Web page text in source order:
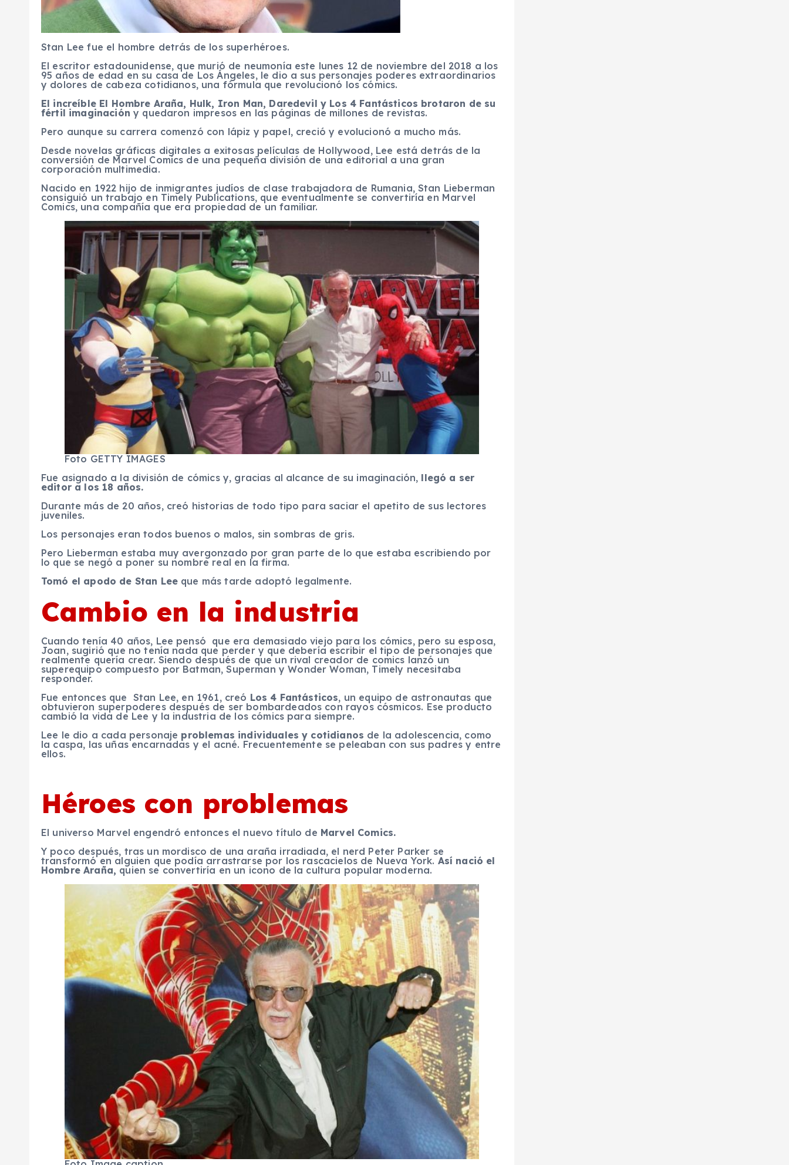
Stan Lee fue el hombre detrás de los superhéroes.
El escritor estadounidense, que murió de neumonía este lunes 12 de noviembre del 2018 a los
95 años de edad en su casa de Los Ángeles, le dio a sus personajes poderes extraordinarios
y dolores de cabeza cotidianos, una fórmula que revolucionó los cómics.
El increíble El Hombre Araña, Hulk, Iron Man, Daredevil y Los 4 Fantásticos brotaron de su
fértil imaginacióny quedaron impresos en las páginas de millones de revistas.
Pero aunque su carrera comenzó con lápiz y papel, creció y evolucionó a mucho más.
Desde novelas gráficas digitales a exitosas películas de Hollywood, Lee está detrás de la
conversión de Marvel Comics de una pequeña división de una editorial a una gran
corporación multimedia.
Nacido en 1922 hijo de inmigrantes judíos de clase trabajadora de Rumania, Stan Lieberman
consiguió un trabajo en Timely Publications, que eventualmente se convertiría en Marvel
Comics, una compañía que era propiedad de un familiar.
Foto GETTY IMAGES
Fue asignado a la división de cómics y, gracias al alcance de su imaginación, llegó a ser
editor a los 18 años.
Durante más de 20 años, creó historias de todo tipo para saciar el apetito de sus lectores
juveniles.
Los personajes eran todos buenos o malos, sin sombras de gris.
Pero Lieberman estaba muy avergonzado por gran parte de lo que estaba escribiendo por
lo que se negó a poner su nombre real en la firma.
Tomó el apodo de Stan Lee que más tarde adoptó legalmente.
Cambio en la industria
Cuando tenía 40 años, Lee pensó que era demasiado viejo para los cómics, pero su esposa,
Joan, sugirió que no tenía nada que perder y que debería escribir el tipo de personajes que
realmente quería crear. Siendo después de que un rival creador de comics lanzó un
superequipo compuesto por Batman, Superman y Wonder Woman, Timely necesitaba
responder.
Fue entonces que Stan Lee, en 1961, creó Los 4 Fantásticos, un equipo de astronautas que
obtuvieron superpoderes después de ser bombardeados con rayos cósmicos. Ese producto
cambió la vida de Lee y la industria de los cómics para siempre.
Lee le dio a cada personaje problemas individuales y cotidianos de la adolescencia, como
la caspa, las uñas encarnadas y el acné. Frecuentemente se peleaban con sus padres y entre
ellos.
Héroes con problemas
El universo Marvel engendró entonces el nuevo título de Marvel Comics.
Y poco después, tras un mordisco de una araña irradiada, el nerd Peter Parker se
transformó en alguien que podía arrastrarse por los rascacielos de Nueva York. Así nació el
Hombre Araña, quien se convertiría en un icono de la cultura popular moderna.